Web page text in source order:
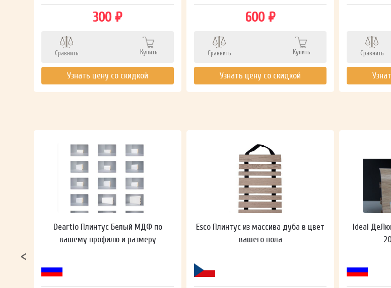
300 ₽
Сравнить Купить
Узнать цену со скидкой
600 ₽
Сравнить Купить
Узнать цену со скидкой
Сравнить
Deartio Плинтус Белый МДФ по
вашему профилю и размеру
Esco Плинтус из массива дуба в цвет
вашего пола
Ideal